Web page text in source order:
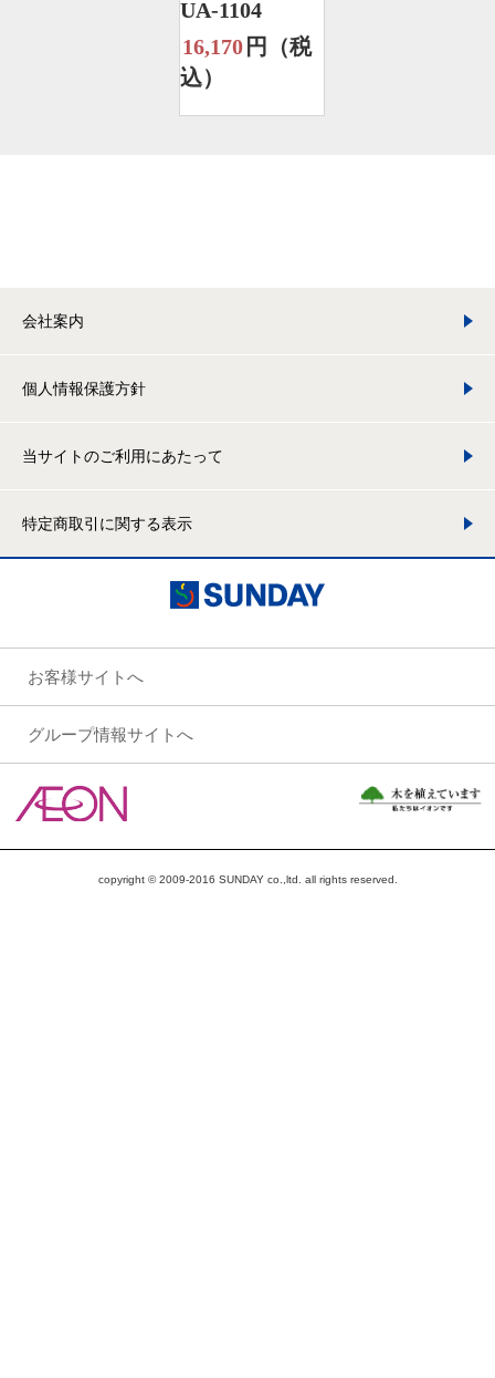
UA-1104
16,170 円（税
込）
会社案内
個人情報保護方針
当サイトのご利用にあたって
特定商取引に関する表示
お客様サイトへ
グループ情報サイトへ
copyright © 2009-2016 SUNDAY co.,ltd. all rights reserved.